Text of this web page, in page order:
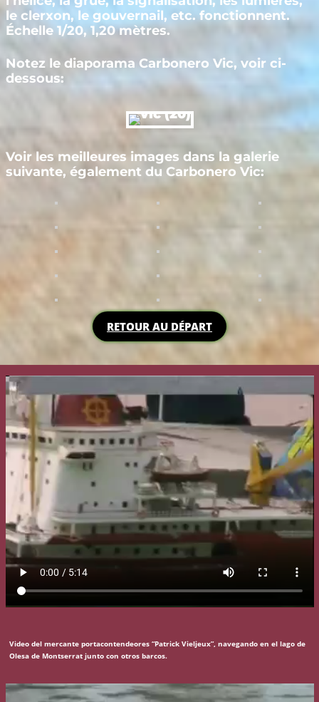
le clerxon, le gouvernail, etc. fonctionnent.
Échelle 1/20, 1,20 mètres.
Notez le diaporama Carbonero Vic, voir ci-
dessous:
Voir les meilleures images dans la galerie
suivante, également du Carbonero Vic:
RETOUR AU DÉPART
Video del mercante portacontendeores “Patrick Vieljeux”, navegando en el lago de
Olesa de Montserrat junto con otros barcos.